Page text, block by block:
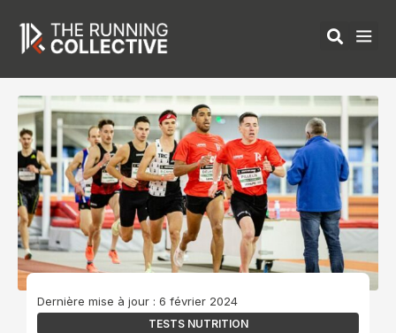
contenu
Dernière mise à jour : 6 février 2024
TESTS NUTRITION